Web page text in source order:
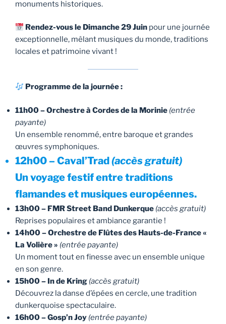
monuments historiques.
Rendez-vous le Dimanche 29 Juin pour une journée
exceptionnelle, mêlant musiques du monde, traditions
locales et patrimoine vivant !
Programme de la journée :
11h00 – Orchestre à Cordes de la Morinie (entrée
payante)
Un ensemble renommé, entre baroque et grandes
œuvres symphoniques.
12h00 – Caval’Trad(accès gratuit)
Un voyage festif entre traditions
flamandes et musiques européennes.
13h00 – FMR Street Band Dunkerque (accès gratuit)
Reprises populaires et ambiance garantie !
14h00 – Orchestre de Flûtes des Hauts-de-France «
La Volière » (entrée payante)
Un moment tout en finesse avec un ensemble unique
en son genre.
15h00 – In de Kring (accès gratuit)
Découvrez la danse d’épées en cercle, une tradition
dunkerquoise spectaculaire.
16h00 – Gosp’n Joy (entrée payante)